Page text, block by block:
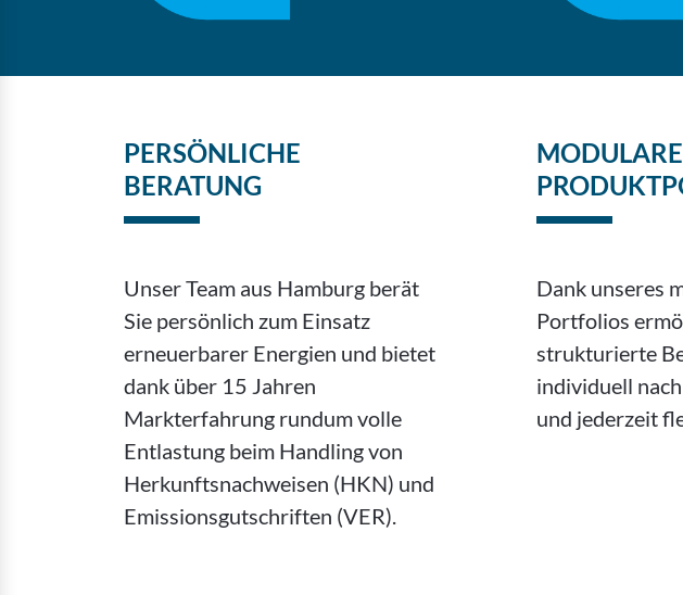
PERSÖNLICHE
BERATUNG
Unser Team aus Hamburg berät
Sie persönlich zum Einsatz
erneuerbarer Energien und bietet
dank über 15 Jahren
Markterfahrung rundum volle
Entlastung beim Handling von
Herkunftsnachweisen (HKN) und
Emissionsgutschriften (VER).
Dank unseres
Portfolios
strukturierte
individuell
und jederzeit